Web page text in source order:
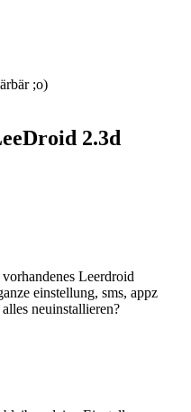
;o)
2.3d
Leerdroid
einstellung, sms, appz
neuinstallieren?